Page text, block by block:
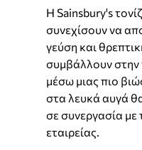
Η Sainsbury's
συνεχίσουν να
γεύση και
συμβάλλουν στην
μέσω μιας πιο
στα λευκά αυγά
σε συνεργασία με
εταιρείας.